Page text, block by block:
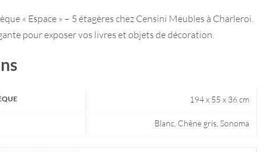
« Espace » – 5 étagères chez Censini Meubles à Charleroi.
pour exposer vos livres et objets de décoration.
194 x 55 x 36 cm
Blanc, Chêne gris, Sonoma